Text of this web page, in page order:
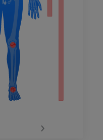
›